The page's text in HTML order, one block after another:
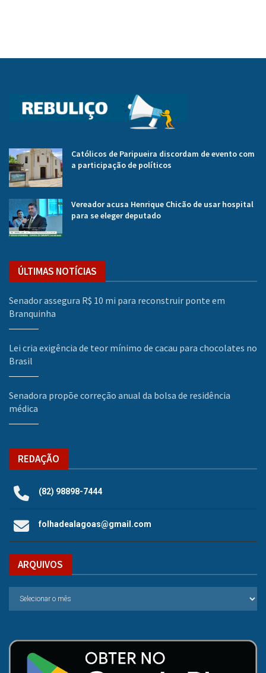
Católicos de Paripueira discordam de evento com
a participação de políticos
Vereador acusa Henrique Chicão de usar hospital
para se eleger deputado
ÚLTIMAS NOTÍCIAS
Senador assegura R$ 10 mi para reconstruir ponte em
Branquinha
Lei cria exigência de teor mínimo de cacau para chocolates no
Brasil
Senadora propõe correção anual da bolsa de residência
médica
REDAÇÃO
(82) 98898-7444
folhadealagoas@gmail.com
ARQUIVOS